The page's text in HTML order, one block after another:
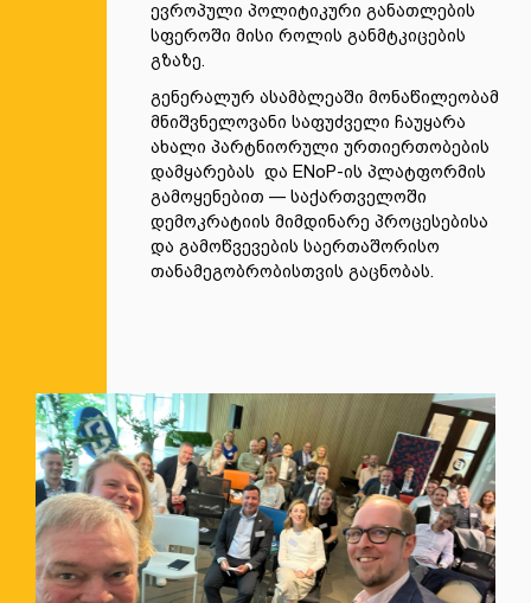
ევროპული პოლიტიკური განათლების
სფეროში მისი როლის განმტკიცების
გზაზე.
გენერალურ ასამბლეაში მონაწილეობამ
მნიშვნელოვანი საფუძველი ჩაუყარა
ახალი პარტნიორული ურთიერთობების
დამყარებას და ENoP-ის პლატფორმის
გამოყენებით — საქართველოში
დემოკრატიის მიმდინარე პროცესებისა
და გამოწვევების საერთაშორისო
თანამეგობრობისთვის გაცნობას.